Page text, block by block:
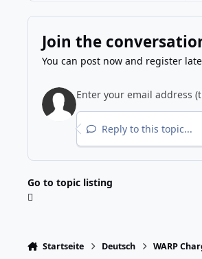
Join the
You can post now and register
Reply to this topic...
Go to topic listing
Startseite Deutsch WARP